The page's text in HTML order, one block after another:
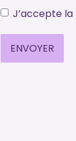
(Nécessaire)
J’accepte la